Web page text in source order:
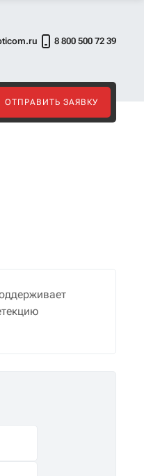
8 800 500 72 39
ОТПРАВИТЬ ЗАЯВКУ